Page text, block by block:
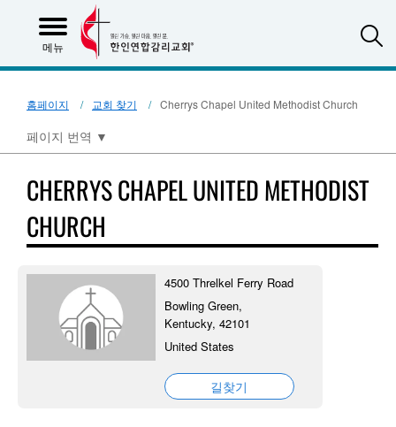
메뉴
홈페이지 교회 찾기 Cherrys Chapel United Methodist Church
페이지 번역 ▼
CHERRYS CHAPEL UNITED METHODIST
CHURCH
4500 Threlkel Ferry Road
Bowling Green,
Kentucky, 42101
United States
길찾기